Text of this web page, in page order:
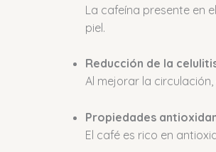
La cafeína presente en
piel.
Reducción de la
Al mejorar la
Propiedades
El café es rico en